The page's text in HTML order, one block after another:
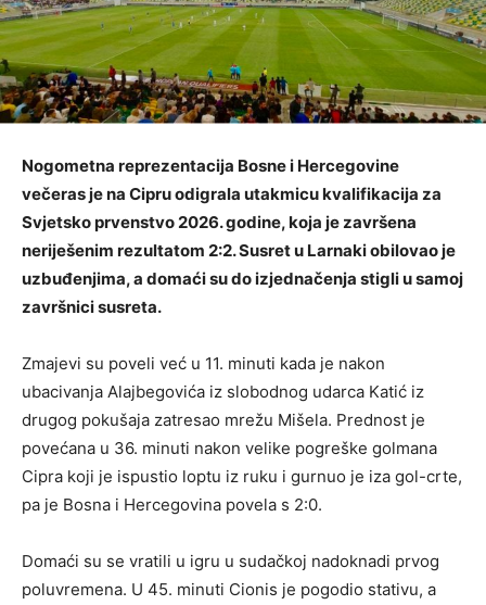
Nogometna reprezentacija Bosne i Hercegovine
večeras je na Cipru odigrala utakmicu kvalifikacija za
Svjetsko prvenstvo 2026. godine, koja je završena
neriješenim rezultatom 2:2. Susret u Larnaki obilovao je
uzbuđenjima, a domaći su do izjednačenja stigli u samoj
završnici susreta.
Zmajevi su poveli već u 11. minuti kada je nakon
ubacivanja Alajbegovića iz slobodnog udarca Katić iz
drugog pokušaja zatresao mrežu Mišela. Prednost je
povećana u 36. minuti nakon velike pogreške golmana
Cipra koji je ispustio loptu iz ruku i gurnuo je iza gol-crte,
pa je Bosna i Hercegovina povela s 2:0.
Domaći su se vratili u igru u sudačkoj nadoknadi prvog
poluvremena. U 45. minuti Cionis je pogodio stativu, a